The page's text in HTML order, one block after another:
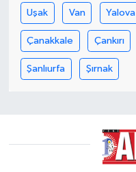
Uşak Van Yalova
Çanakkale Çankırı
Şanlıurfa Şırnak